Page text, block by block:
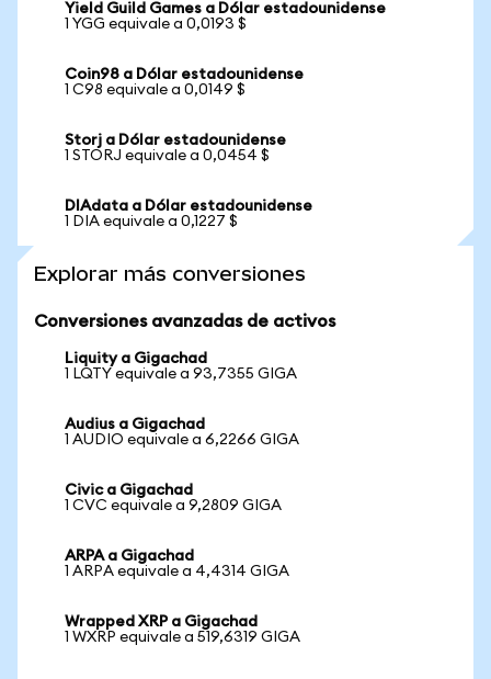
Yield Guild Games a Dólar estadounidense
1 YGG equivale a 0,0193 $
Coin98 a Dólar estadounidense
1 C98 equivale a 0,0149 $
Storj a Dólar estadounidense
1 STORJ equivale a 0,0454 $
DIAdata a Dólar estadounidense
1 DIA equivale a 0,1227 $
Explorar más conversiones
Conversiones avanzadas de activos
Liquity a Gigachad
1 LQTY equivale a 93,7355 GIGA
Audius a Gigachad
1 AUDIO equivale a 6,2266 GIGA
Civic a Gigachad
1 CVC equivale a 9,2809 GIGA
ARPA a Gigachad
1 ARPA equivale a 4,4314 GIGA
Wrapped XRP a Gigachad
1 WXRP equivale a 519,6319 GIGA